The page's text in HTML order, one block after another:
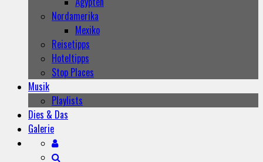
Nordamerika
Mexiko
Reisetipps
Hoteltipps
Stop Places
Musik
Playlists
Dies & Das
Galerie